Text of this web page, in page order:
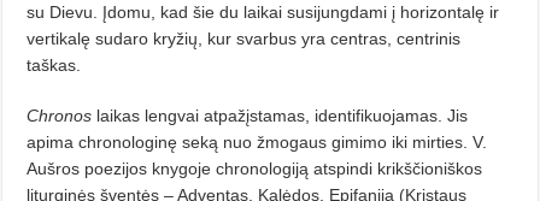
su Dievu. Įdomu, kad šie du laikai susijungdami į horizontalę ir
vertikalę sudaro kryžių, kur svarbus yra centras, centrinis
taškas.
Chronos laikas lengvai atpažįstamas, identifikuojamas. Jis
apima chronologinę seką nuo žmogaus gimimo iki mirties. V.
Aušros poezijos knygoje chronologiją atspindi krikščioniškos
liturginės šventės – Adventas, Kalėdos, Epifanija (Kristaus